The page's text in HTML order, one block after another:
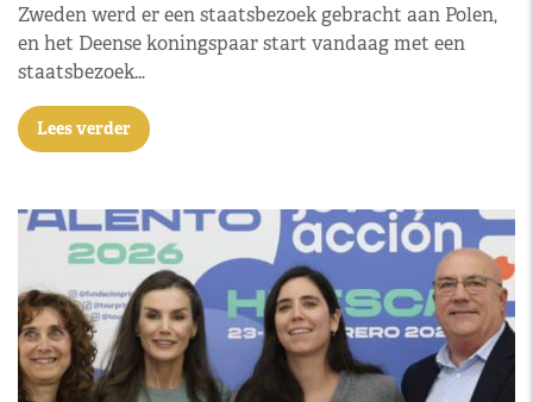
Zweden werd er een staatsbezoek gebracht aan Polen,
en het Deense koningspaar start vandaag met een
staatsbezoek…
Lees verder